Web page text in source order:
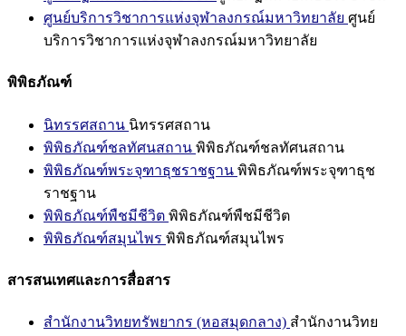
ศูนย์บริการวิชาการแห่งจุฬาลงกรณ์มหาวิทยาลัย ศูนย์
บริการวิชาการแห่งจุฬาลงกรณ์มหาวิทยาลัย
พิพิธภัณฑ์
นิทรรศสถาน นิทรรศสถาน
พิพิธภัณฑ์ชลทัศนสถาน พิพิธภัณฑ์ชลทัศนสถาน
พิพิธภัณฑ์พระจุฑาธุชราชฐาน พิพิธภัณฑ์พระจุฑาธุช
ราชฐาน
พิพิธภัณฑ์พืชมีชีวิต พิพิธภัณฑ์พืชมีชีวิต
พิพิธภัณฑ์สมุนไพร พิพิธภัณฑ์สมุนไพร
สารสนเทศและการสื่อสาร
สำนักงานวิทยทรัพยากร (หอสมุดกลาง) สำนักงานวิทย